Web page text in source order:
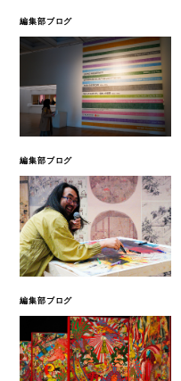
編集部ブログ
編集部ブログ
編集部ブログ